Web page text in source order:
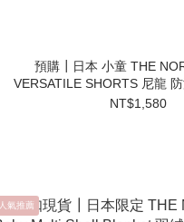
預購┃日本 小童 THE
VERSATILE SHORTS 尼龍 防
短褲
NT$1,580
人氣推薦